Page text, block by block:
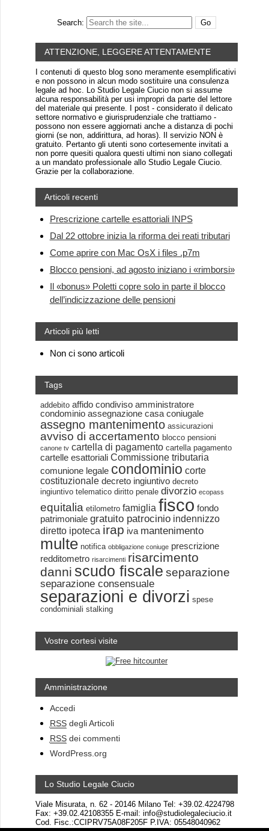
Search:
ATTENZIONE, LEGGERE ATTENTAMENTE
I contenuti di questo blog sono meramente esemplificativi
e non possono in alcun modo sostituire una consulenza
legale ad hoc. Lo Studio Legale Ciucio non si assume
alcuna responsabilità per usi impropri da parte del lettore
del materiale qui presente. I post - considerato il delicato
settore normativo e giurisprudenziale che trattiamo -
possono non essere aggiornati anche a distanza di pochi
giorni (se non, addirittura, ad horas). Il servizio NON è
gratuito. Pertanto gli utenti sono cortesemente invitati a
non porre quesiti qualora questi ultimi non siano collegati
a un mandato professionale allo Studio Legale Ciucio.
Grazie per la collaborazione.
Articoli recenti
Prescrizione cartelle esattoriali INPS
Dal 22 ottobre inizia la riforma dei reati tributari
Come aprire con Mac OsX i files .p7m
Blocco pensioni, ad agosto iniziano i «rimborsi»
Il «bonus» Poletti copre solo in parte il blocco
dell’indicizzazione delle pensioni
Articoli più letti
Non ci sono articoli
Tags
addebito affido condiviso amministratore
condominio assegnazione casa coniugale
assegno mantenimento assicurazioni
avviso di accertamento blocco pensioni
canone tv cartella di pagamento cartella pagamento
cartelle esattoriali Commissione tributaria
comunione legale condominio corte
costituzionale decreto ingiuntivo decreto
ingiuntivo telematico diritto penale divorzio ecopass
equitalia etilometro famiglia fisco fondo
patrimoniale gratuito patrocinio indennizzo
diretto ipoteca irap iva mantenimento
multe notifica obbligazione coniuge prescrizione
redditometro risarcimenti risarcimento
danni scudo fiscale separazione
separazione consensuale
separazioni e divorzi spese
condominiali stalking
Vostre cortesi visite
Amministrazione
Accedi
RSSdegli Articoli
RSSdei commenti
WordPress.org
Lo Studio Legale Ciucio
Viale Misurata, n. 62 - 20146 Milano Tel: +39.02.4224798
Fax: +39.02.42108355 E-mail: info@studiolegaleciucio.it
Cod. Fisc.:CCIPRV75A08F205F P.IVA: 05548040962